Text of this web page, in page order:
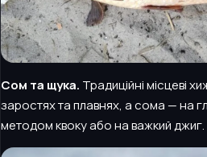
Сом та щука. Традиційні місцеві
заростях та плавнях, а сома — на
методом квоку або на важкий джиг.